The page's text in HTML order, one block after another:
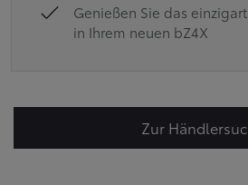
Genießen Sie das
in Ihrem neuen bZ4X
Zur